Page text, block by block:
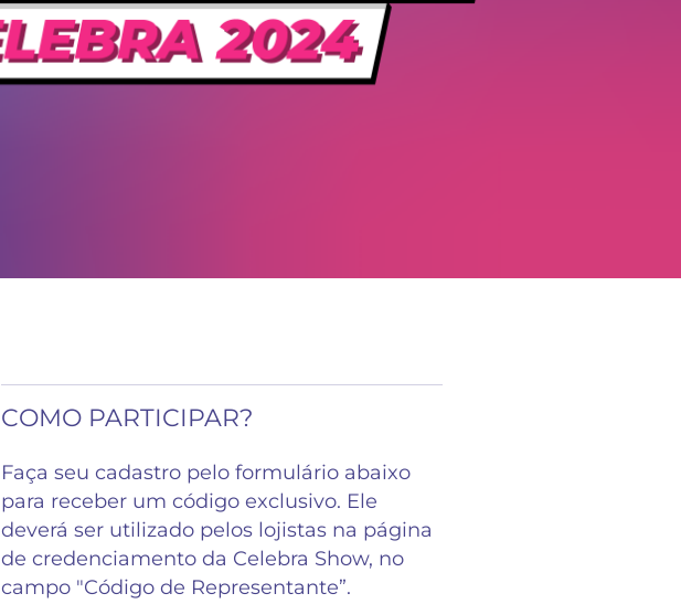
COMO PARTICIPAR?
Faça seu cadastro pelo formulário abaixo
para receber um código exclusivo. Ele
deverá ser utilizado pelos lojistas na página
de credenciamento da Celebra Show, no
campo "Código de Representante”.